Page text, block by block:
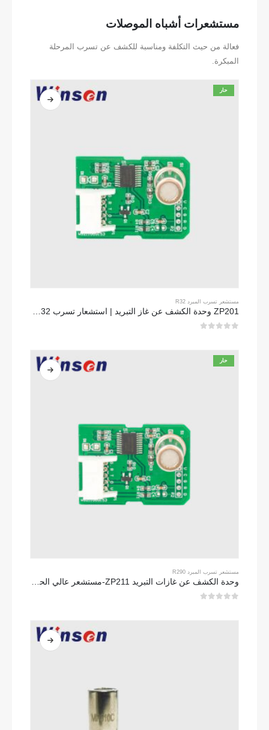
مستشعرات أشباه الموصلات
فعالة من حيث التكلفة ومناسبة للكشف عن تسرب المرحلة
المبكرة.
حار
مستشعر تسرب المبرد R32
ZP201 وحدة الكشف عن غاز التبريد | استشعار تسرب R32 عالية الحساسية
حار
مستشعر تسرب المبرد R290
وحدة الكشف عن غازات التبريد ZP211-مستشعر عالي الحساسية للكشف عن تسرب التبريد